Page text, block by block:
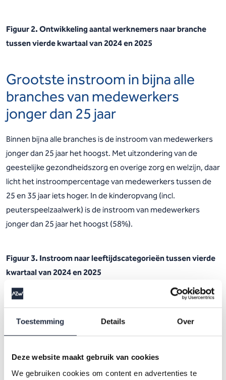
Toestemming Details Over
Deze website maakt gebruik van cookies
We gebruiken cookies om content en advertenties te
Figuur 2. Ontwikkeling aantal werknemers naar branche
tussen vierde kwartaal van 2024 en 2025
Grootste instroom in bijna alle
branches van medewerkers
jonger dan 25 jaar
Binnen bijna alle branches is de instroom van medewerkers
jonger dan 25 jaar het hoogst. Met uitzondering van de
geestelijke gezondheidszorg en overige zorg en welzijn, daar
licht het instroompercentage van medewerkers tussen de
25 en 35 jaar iets hoger. In de kinderopvang (incl.
peuterspeelzaalwerk) is de instroom van medewerkers
jonger dan 25 jaar het hoogst (58%).
Figuur 3. Instroom naar leeftijdscategorieën tussen vierde
kwartaal van 2024 en 2025
Uitstroom naar
leeftijdscategorieën laat een
branches